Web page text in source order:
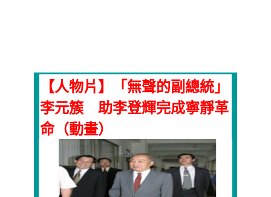
【人物片】「無聲的副總統」
李元簇 助李登輝完成寧靜革
命（動畫）